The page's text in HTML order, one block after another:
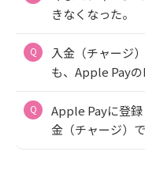
きなくなった。
入金（チャージ
も、Apple Payの
Apple Payに登
金（チャージ）で